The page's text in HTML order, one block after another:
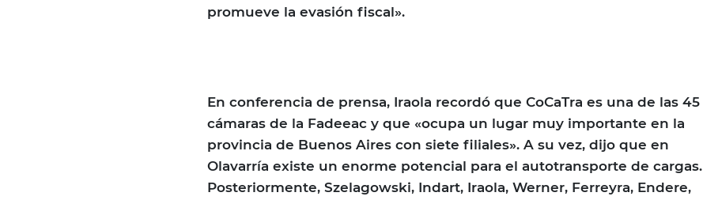
promueve la evasión fiscal».
En conferencia de prensa, Iraola recordó que CoCaTra es una de las 45
cámaras de la Fadeeac y que «ocupa un lugar muy importante en la
provincia de Buenos Aires con siete filiales». A su vez, dijo que en
Olavarría existe un enorme potencial para el autotransporte de cargas.
Posteriormente, Szelagowski, Indart, Iraola, Werner, Ferreyra, Endere,